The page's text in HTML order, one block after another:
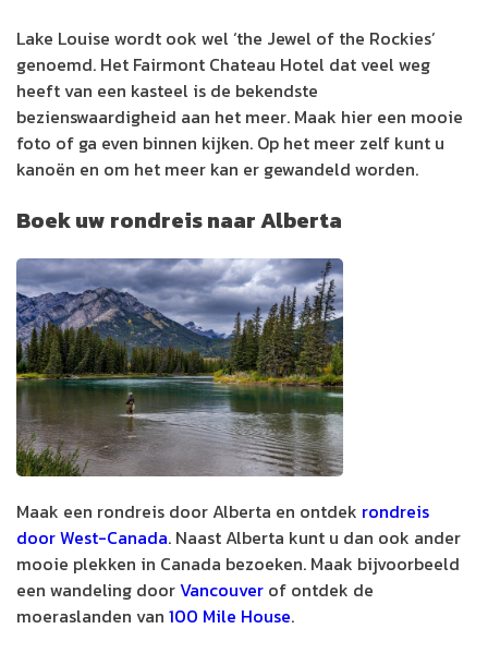
Lake Louise wordt ook wel ‘the Jewel of the Rockies’
genoemd. Het Fairmont Chateau Hotel dat veel weg
heeft van een kasteel is de bekendste
bezienswaardigheid aan het meer. Maak hier een mooie
foto of ga even binnen kijken. Op het meer zelf kunt u
kanoën en om het meer kan er gewandeld worden.
Boek uw rondreis naar Alberta
Maak een rondreis door Alberta en ontdek rondreis
door West-Canada. Naast Alberta kunt u dan ook ander
mooie plekken in Canada bezoeken. Maak bijvoorbeeld
een wandeling doorVancouver of ontdek de
moeraslanden van 100 Mile House.